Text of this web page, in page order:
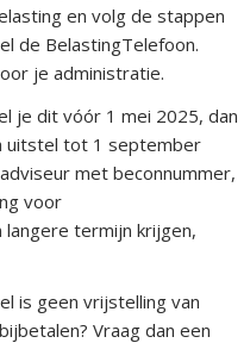
en volg de stappen
de BelastingTelefoon.
je administratie.
je dit vóór 1 mei 2025, dan
uitstel tot 1 september
met beconnummer,
voor
langere termijn krijgen,
is geen vrijstelling van
Vraag dan een